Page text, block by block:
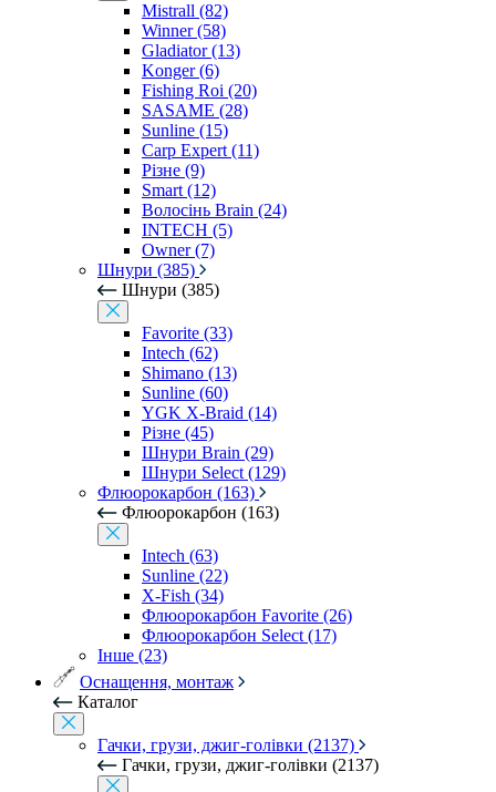
Mistrall (82)
Winner (58)
Gladiator (13)
Konger (6)
Fishing Roi (20)
SASAME (28)
Sunline (15)
Carp Expert (11)
Різне (9)
Smart (12)
Волосінь Brain (24)
INTECH (5)
Owner (7)
Шнури (385)
Шнури (385)
Favorite (33)
Intech (62)
Shimano (13)
Sunline (60)
YGK X-Braid (14)
Різне (45)
Шнури Brain (29)
Шнури Select (129)
Флюорокарбон (163)
Флюорокарбон (163)
Intech (63)
Sunline (22)
X-Fish (34)
Флюорокарбон Favorite (26)
Флюорокарбон Select (17)
Інше (23)
Оснащення, монтаж
Каталог
Гачки, грузи, джиг-голівки (2137)
Гачки, грузи, джиг-голівки (2137)